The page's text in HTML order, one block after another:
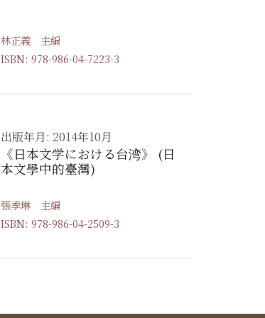
林正義 主編
ISBN: 978-986-04-7223-3
出版年月: 2014年10月
《日本文学における台湾》 (日
本文學中的臺灣)
張季琳 主編
ISBN: 978-986-04-2509-3